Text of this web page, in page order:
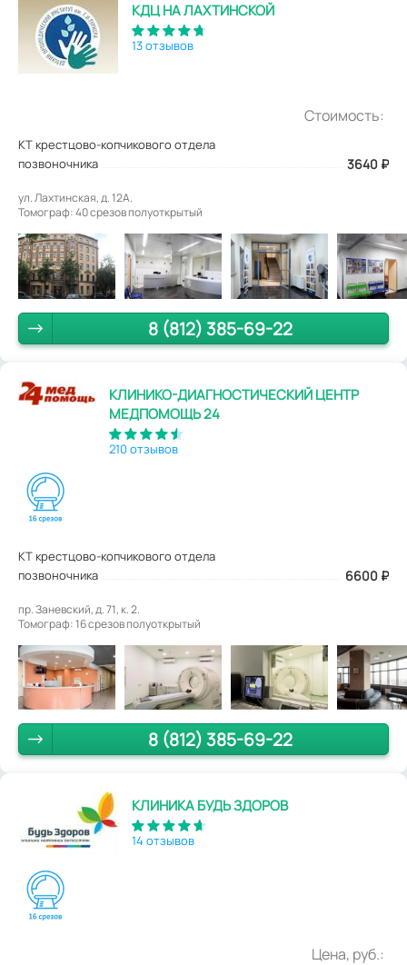
КДЦ НА ЛАХТИНСКОЙ
13 отзывов
Стоимость:
КТ крестцово-копчикового отдела
позвоночника
3640 ₽
ул. Лахтинская, д. 12А.
Томограф: 40 срезов полуоткрытый
8 (812) 385-69-22
КЛИНИКО-ДИАГНОСТИЧЕСКИЙ ЦЕНТР
МЕДПОМОЩЬ 24
210 отзывов
КТ крестцово-копчикового отдела
позвоночника
6600 ₽
пр. Заневский, д. 71, к. 2.
Томограф: 16 срезов полуоткрытый
8 (812) 385-69-22
КЛИНИКА БУДЬ ЗДОРОВ
14 отзывов
Цена, руб.: